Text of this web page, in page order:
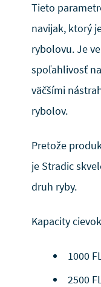
Tieto
navijak, ktorý
rybolovu. Je
spoľahlivosť
väčšími
rybolov.
Pretože
je Stradic
druh ryby.
Kapacity
1000
2500